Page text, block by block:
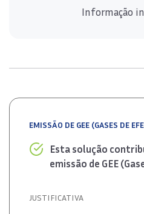
Informação
EMISSÃO DE GEE (GASES DE
Esta solução
emissão de GEE
JUSTIFICATIVA